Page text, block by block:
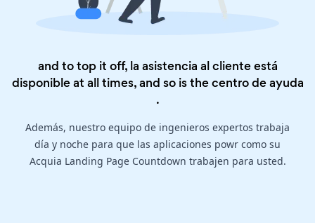
and to top it off, la asistencia al cliente está
disponible at all times, and so is thecentro de ayuda
.
Además, nuestro equipo de ingenieros expertos trabaja
día y noche para que las aplicaciones powr como su
Acquia Landing Page Countdown trabajen para usted.